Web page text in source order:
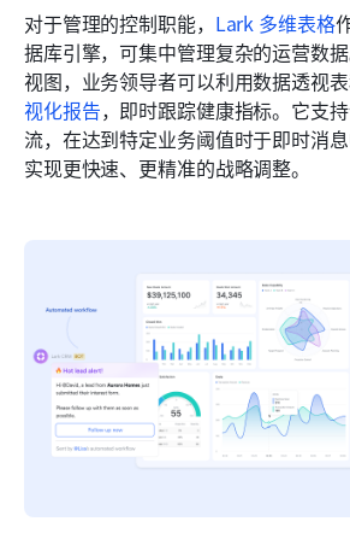
对于管理的控制职能， Lark 多维表格
据库引擎，可集中管理复杂的运营数
视图，业务领导者可以利用数据透视
视化报告，即时跟踪健康指标。它支
流，在达到特定业务阈值时于即时消
实现更快速、更精准的战略调整。